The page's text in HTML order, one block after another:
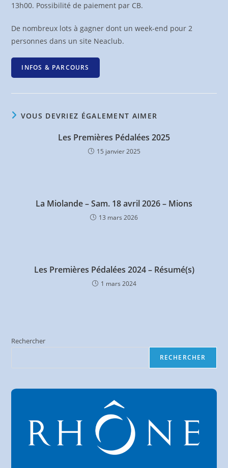
13h00. Possibilité de paiement par CB.
De nombreux lots à gagner dont un week-end pour 2
personnes dans un site Neaclub.
INFOS & PARCOURS
VOUS DEVRIEZ ÉGALEMENT AIMER
Les Premières Pédalées 2025
15 janvier 2025
La Miolande – Sam. 18 avril 2026 – Mions
13 mars 2026
Les Premières Pédalées 2024 – Résumé(s)
1 mars 2024
Rechercher
RECHERCHER